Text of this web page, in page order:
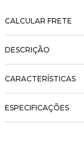
CALCULAR FRETE
DESCRIÇÃO
CARACTERÍSTICAS
ESPECIFICAÇÕES